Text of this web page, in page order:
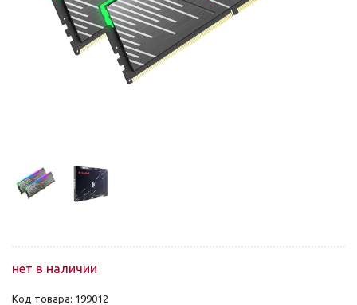
нет в наличии
Код товара: 199012